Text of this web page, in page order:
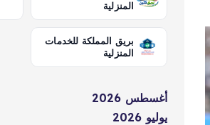
المنزلية
بريق المملكة للخدمات
المنزلية
أغسطس 2026
يوليو 2026